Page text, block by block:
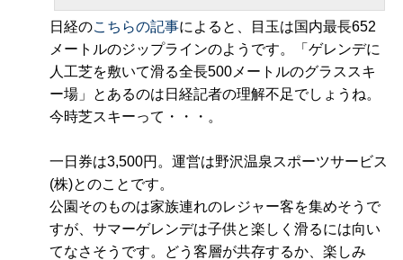
日経のこちらの記事によると、目玉は国内最長652
メートルのジップラインのようです。「ゲレンデに
人工芝を敷いて滑る全長500メートルのグラススキ
ー場」とあるのは日経記者の理解不足でしょうね。
今時芝スキーって・・・。
一日券は3,500円。運営は野沢温泉スポーツサービス
(株)とのことです。
公園そのものは家族連れのレジャー客を集めそうで
すが、サマーゲレンデは子供と楽しく滑るには向い
てなさそうです。どう客層が共存するか、楽しみ